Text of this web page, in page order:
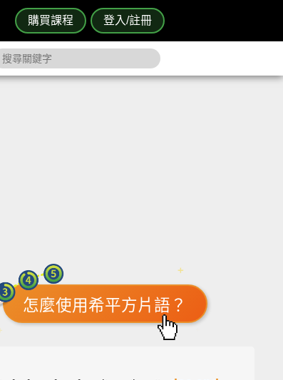
購買課程 登入/註冊
怎麼使用希平方片語？